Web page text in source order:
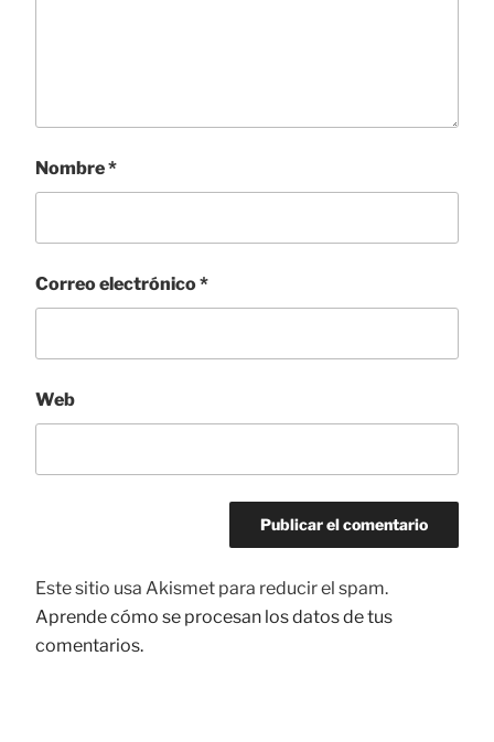
Nombre*
Correo electrónico*
Web
Este sitio usa Akismet para reducir el spam.
Aprende cómo se procesan los datos de tus
comentarios.